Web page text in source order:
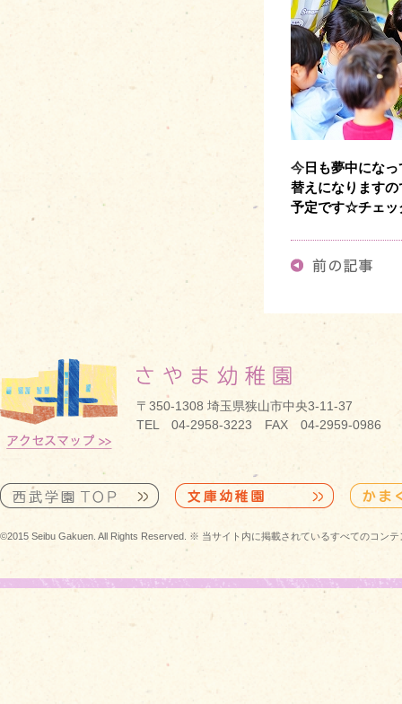
今 日も夢中にな
替えになります
予定です☆チェッ
〒350-1308 埼玉県狭山市中央3-11-37
TEL 04-2958-3223 FAX 04-2959-0986
©2015 Seibu Gakuen. All Rights Reserved. ※ 当サイト内に掲載されているすべてのコン